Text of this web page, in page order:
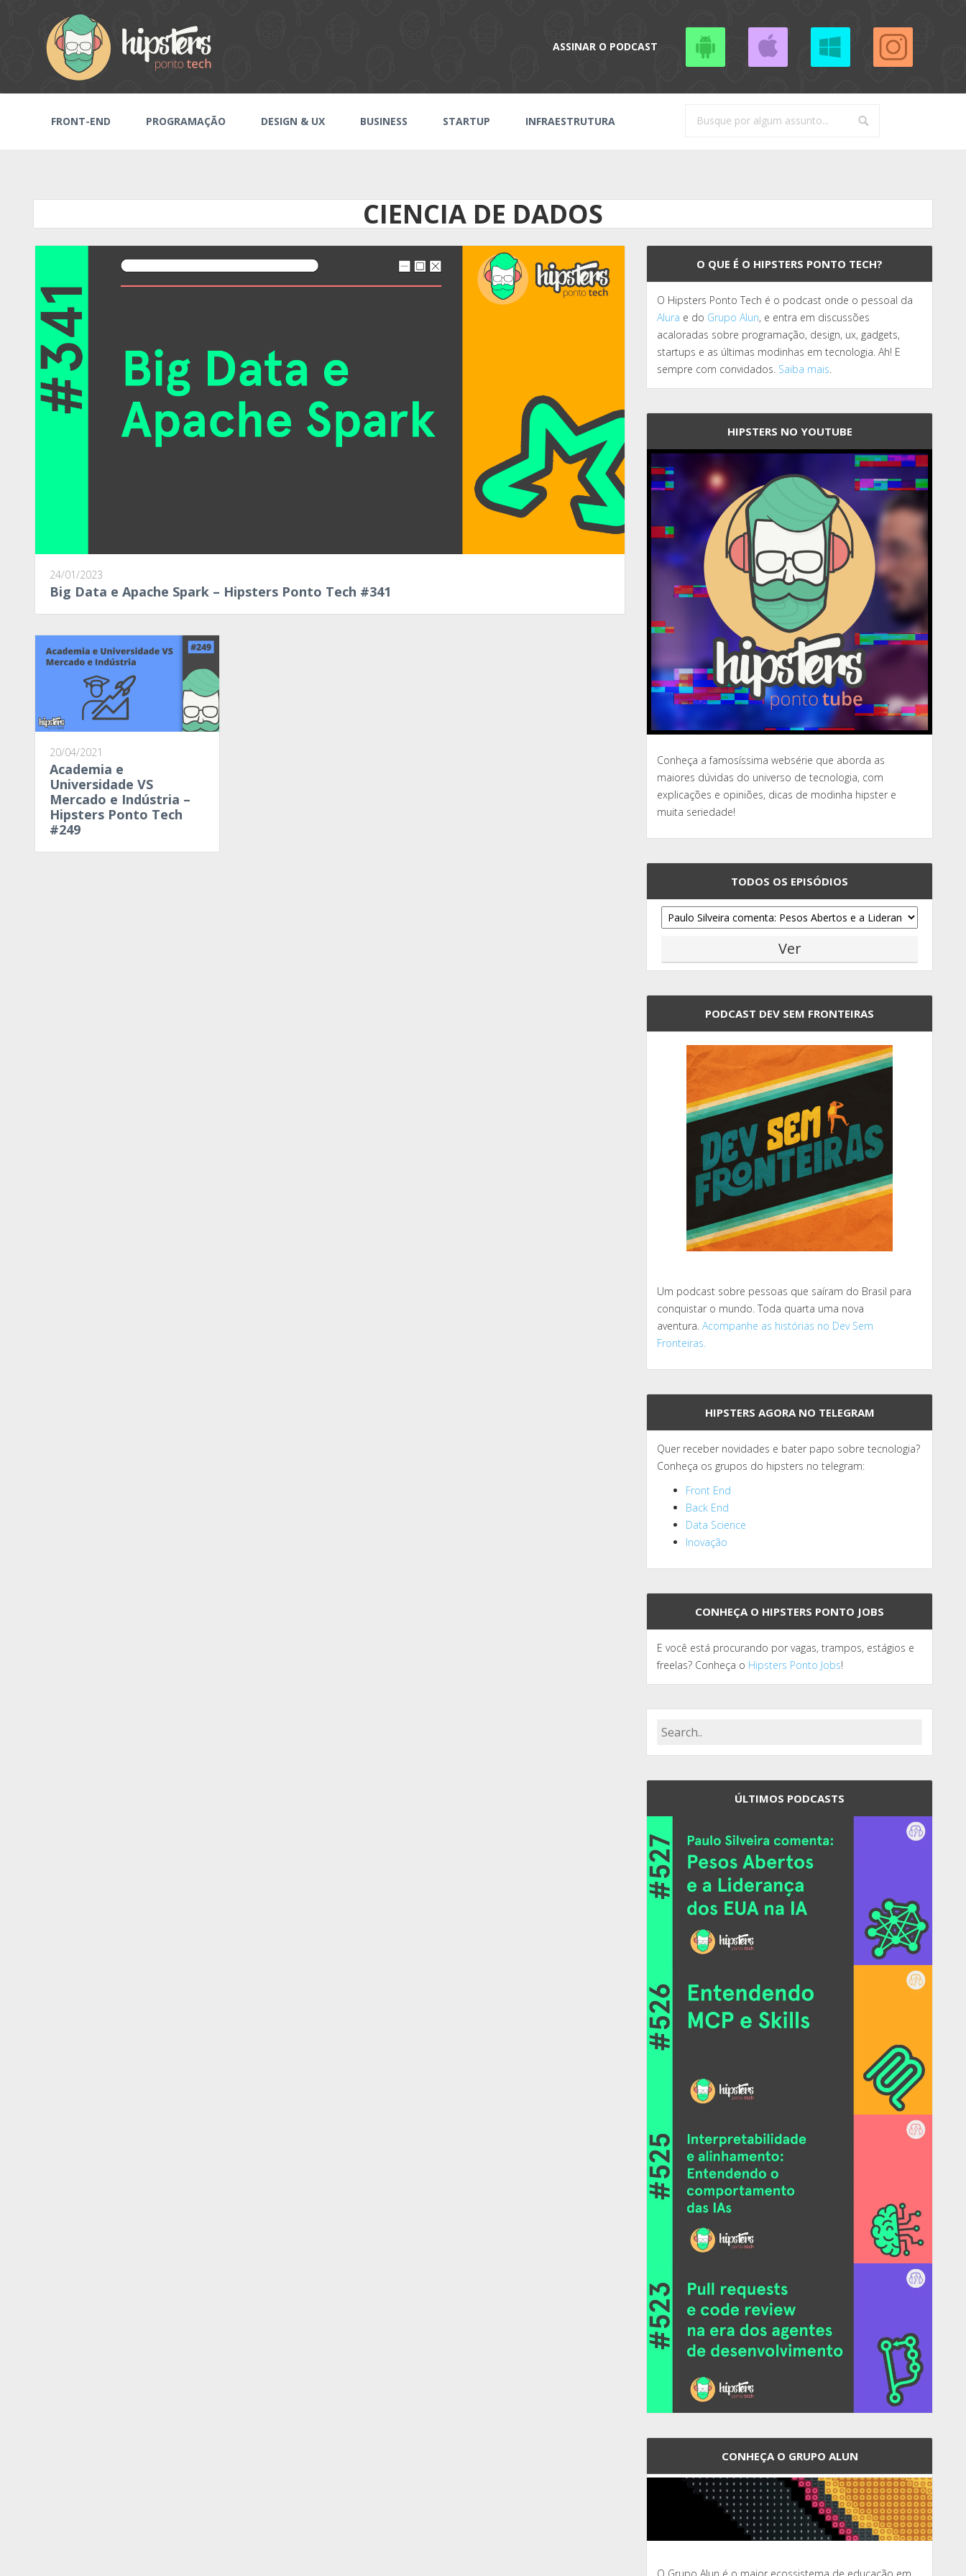
ASSINAR O PODCAST
FRONT-END PROGRAMAÇÃO DESIGN & UX BUSINESS STARTUP INFRAESTRUTURA
CIENCIA DE DADOS
24/01/2023
Big Data e Apache Spark – Hipsters Ponto Tech #341
20/04/2021
Academia e
Universidade VS
Mercado e Indústria –
Hipsters Ponto Tech
#249
O QUE É O HIPSTERS PONTO TECH?
O Hipsters Ponto Tech é o podcast onde o pessoal da
Alura e do Grupo Alun, e entra em discussões
acaloradas sobre programação, design, ux, gadgets,
startups e as últimas modinhas em tecnologia. Ah! E
sempre com convidados. Saiba mais.
HIPSTERS NO YOUTUBE
Conheça a famosíssima websérie que aborda as
maiores dúvidas do universo de tecnologia, com
explicações e opiniões, dicas de modinha hipster e
muita seriedade!
TODOS OS EPISÓDIOS
PODCAST DEV SEM FRONTEIRAS
Um podcast sobre pessoas que saíram do Brasil para
conquistar o mundo. Toda quarta uma nova
aventura.Acompanhe as histórias no Dev Sem
Fronteiras.
HIPSTERS AGORA NO TELEGRAM
Quer receber novidades e bater papo sobre tecnologia?
Conheça os grupos do hipsters no telegram:
Front End
Back End
Data Science
Inovação
CONHEÇA O HIPSTERS PONTO JOBS
E você está procurando por vagas, trampos, estágios e
freelas? Conheça o Hipsters Ponto Jobs!
ÚLTIMOS PODCASTS
CONHEÇA O GRUPO ALUN
O Grupo Alun é o maior ecossistema de educação em